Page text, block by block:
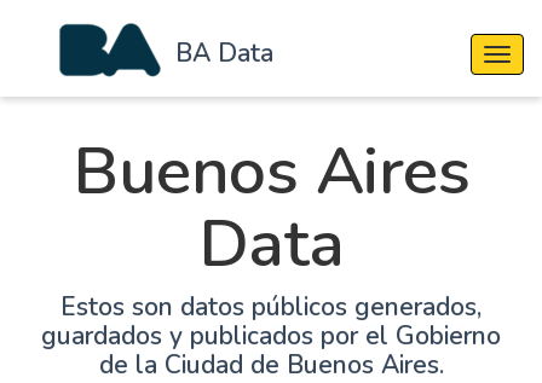
BA Data
Buenos Aires
Data
Estos son datos públicos generados,
guardados y publicados por el Gobierno
de la Ciudad de Buenos Aires.